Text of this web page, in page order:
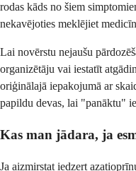
rodas kāds no šiem
nekavējoties meklējiet
Lai novērstu nejaušu
organizētāju vai iestatīt
oriģinālajā iepakojumā ar
papildu devas, lai "panāktu"
Kas man jādara, ja
Ja aizmirstat iedzert